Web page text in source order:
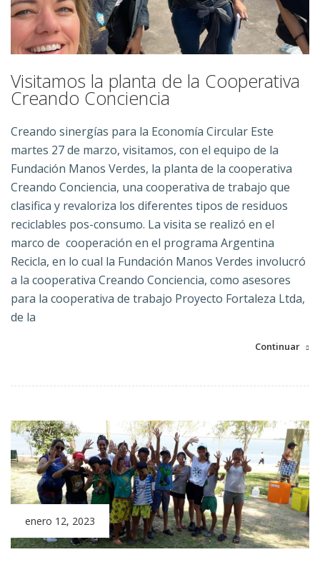
Visitamos la planta de la Cooperativa
Creando Conciencia
Creando sinergías para la Economía Circular Este
martes 27 de marzo, visitamos, con el equipo de la
Fundación Manos Verdes, la planta de la cooperativa
Creando Conciencia, una cooperativa de trabajo que
clasifica y revaloriza los diferentes tipos de residuos
reciclables pos-consumo. La visita se realizó en el
marco de cooperación en el programa Argentina
Recicla, en lo cual la Fundación Manos Verdes involucró
a la cooperativa Creando Conciencia, como asesores
para la cooperativa de trabajo Proyecto Fortaleza Ltda,
de la
Continuar
enero 12, 2023